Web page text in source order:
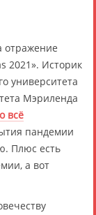
отражение
2021». Историк
университета
Мэриленда
всё
пандемии
Плюс есть
а вот